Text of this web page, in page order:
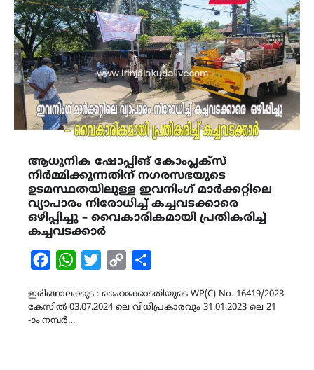
ആധുനിക ഷോപ്പിങ് കോംപ്ലക്സ്
നിർമ്മിക്കുന്നതിന് നഗരസഭയുടെ
ഉടമസ്ഥതയിലുള്ള ഇവനിംഗ് മാർക്കറ്റിലെ
വ്യാപാരം നിരോധിച്ച് കച്ചവടക്കാരെ
ഒഴിപ്പിച്ചു – വൈകാരികമായി പ്രതികരിച്ച്‌
കച്ചവടക്കാർ
FacebookWhatsAppTwitterCopy
ഇരിങ്ങാലക്കുട : ഹൈക്കോടതിയുടെ WP(C) No. 16419/2023
കേസിൽ 03.07.2024 ലെ വിധിപ്രകാരവും 31.01.2023 ലെ 21
-ാം നമ്പർ…